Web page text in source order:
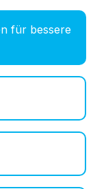
für bessere